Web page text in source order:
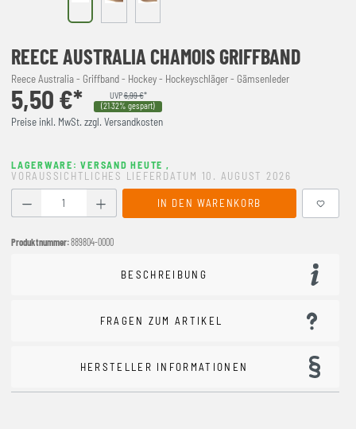
REECE AUSTRALIA CHAMOIS GRIFFBAND
Reece Australia - Griffband - Hockey - Hockeyschläger - Gämsenleder
5,50 €* UVP6,99 €*
(21.32% gespart)
Preise inkl. MwSt. zzgl. Versandkosten
LAGERWARE: VERSAND HEUTE
VORAUSSICHTLICHES LIEFERDATUM 10. AUGUST 2026
Produkt Anzahl: Gib den gewünschten Wert ein oder
IN DEN WARENKORB
Produktnummer:889804-0000
BESCHREIBUNG
FRAGEN ZUM ARTIKEL
HERSTELLER INFORMATIONEN